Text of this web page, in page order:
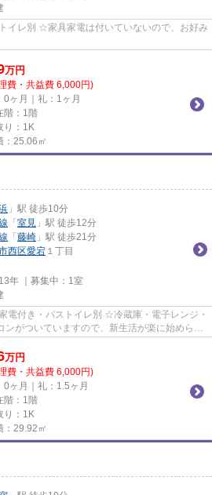
レ別 ☆家具家電は付いていないので、お好み
万円
費・共益費 6,000円)
0ヶ月｜礼：1ヶ月
階：1階
り：1K
：25.06㎡
」駅 徒歩10分
「 室見 」駅 徒歩12分
「 藤崎 」駅 徒歩21分
西区愛宕 １丁目
年 ｜募集中： 1室
付き・バストイレ別 ☆冷蔵庫・電子レンジ・
ンがついていますので、新生活が楽に始められ
万円
費・共益費 6,000円)
0ヶ月｜礼：1.5ヶ月
階：1階
り：1K
：29.92㎡